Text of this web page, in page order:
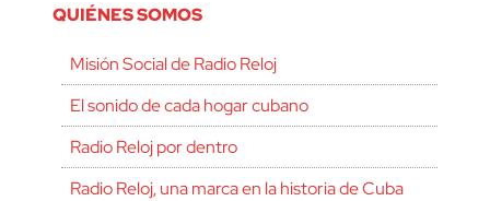
QUIÉNES SOMOS
Misión Social de Radio Reloj
El sonido de cada hogar cubano
Radio Reloj por dentro
Radio Reloj, una marca en la historia de Cuba